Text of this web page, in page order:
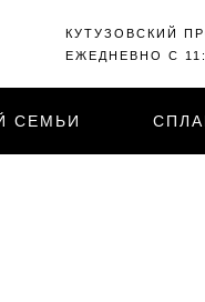
КУТУЗОВСКИЙ
ЕЖЕДНЕВНО С
СЕМЬИ